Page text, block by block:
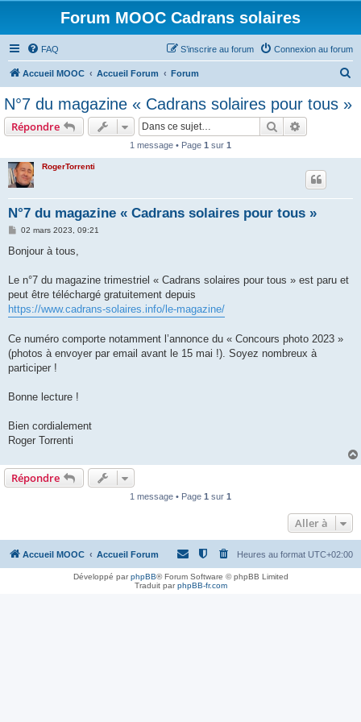
Forum MOOC Cadrans solaires
FAQ Connexion au forum
S’inscrire au forum
Accueil MOOC Accueil Forum Forum
N°7 du magazine « Cadrans solaires pour tous »
Répondre Rechercher
1 message • Page 1 sur 1
RogerTorrenti
N°7 du magazine « Cadrans solaires pour tous »
M
s
g
02 mars 2023, 09:21
Bonjour à tous,
Le n°7 du magazine trimestriel « Cadrans solaires pour tous » est paru et
peut être téléchargé gratuitement depuis
https://www.cadrans-solaires.info/le-magazine/
Ce numéro comporte notamment l’annonce du « Concours photo 2023 »
(photos à envoyer par email avant le 15 mai !). Soyez nombreux à
participer !
Bonne lecture !
Bien cordialement
Roger Torrenti
Répondre
1 message • Page 1 sur 1
Aller à
Accueil MOOC Accueil Forum Heures au format UTC+02:00
Développé parphpBB® Forum Software © phpBB Limited
Traduit parphpBB-fr.com